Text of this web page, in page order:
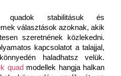
quadok stabilitásuk és
választások azoknak, akik
szeretnének közlekedni.
kapcsolatot a talajjal,
haladhatsz velük.
quad modellek hangja halkan